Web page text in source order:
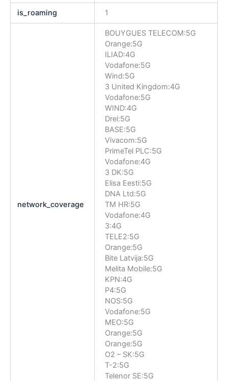
is_roaming 1
network_coverage
BOUYGUES TELECOM:5G
Orange:5G
ILIAD:4G
Vodafone:5G
Wind:5G
3 United Kingdom:4G
Vodafone:5G
WIND:4G
Drei:5G
BASE:5G
Vivacom:5G
PrimeTel PLC:5G
Vodafone:4G
3 DK:5G
Elisa Eesti:5G
DNA Ltd:5G
TM HR:5G
Vodafone:4G
3:4G
TELE2:5G
Orange:5G
Bite Latvija:5G
Melita Mobile:5G
KPN:4G
P4:5G
NOS:5G
Vodafone:5G
MEO:5G
Orange:5G
Orange:5G
O2 – SK:5G
T-2:5G
Telenor SE:5G